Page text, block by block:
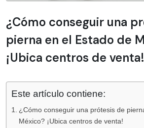
¿Cómo conseguir una
pierna en el Estado de
¡Ubica centros de venta!
Este artículo contiene:
¿Cómo conseguir una prótesis de
México? ¡Ubica centros de venta!